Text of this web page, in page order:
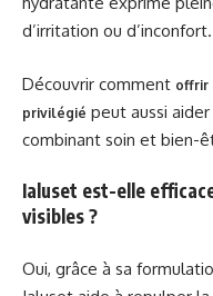
d’irritation ou d’inconfort.
Découvrir comment offrir
privilégié peut aussi
combinant soin et bien-
Ialuset est-elle
visibles ?
Oui, grâce à sa